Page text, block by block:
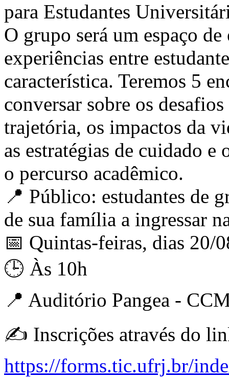
para Estudantes
O grupo será um espaço
experiências entre
característica. Teremos 5
conversar sobre os
trajetória, os impactos da
as estratégias de cuidado e
o percurso acadêmico.
📍 Público: estudantes de
de sua família a ingressar
📅 Quintas-feiras, dias 20/
🕒 Às 10h
📍 Auditório Pangea -
✍️ Inscrições através do
https://forms.tic.ufrj.br/